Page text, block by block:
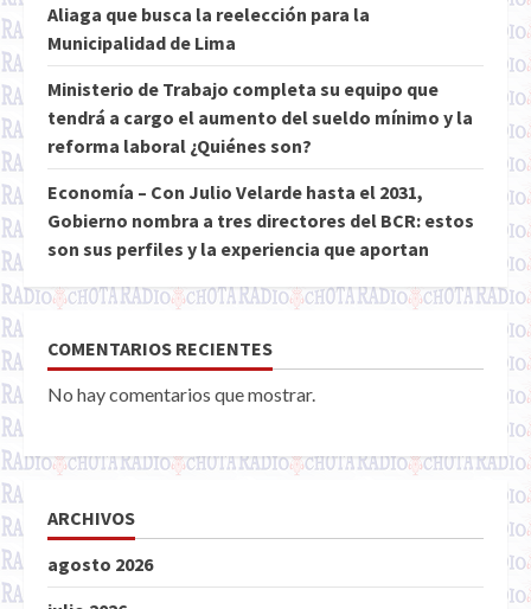
Aliaga que busca la reelección para la
Municipalidad de Lima
Ministerio de Trabajo completa su equipo que
tendrá a cargo el aumento del sueldo mínimo y la
reforma laboral ¿Quiénes son?
Economía – Con Julio Velarde hasta el 2031,
Gobierno nombra a tres directores del BCR: estos
son sus perfiles y la experiencia que aportan
COMENTARIOS RECIENTES
No hay comentarios que mostrar.
ARCHIVOS
agosto 2026